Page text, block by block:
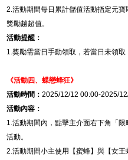
2.活動期間每日累計儲值活動指定元
獎勵越超值。
活動提醒：
1.獎勵需當日手動領取，若當日未領取
《活動四、蝶戀蜂狂》
活動時間：2025/12/12 00:00-2025/
活動內容：
1.活動期間內，點擊主介面右下角「限
活動。
2.活動期間小主使用【蜜蜂】與【女王